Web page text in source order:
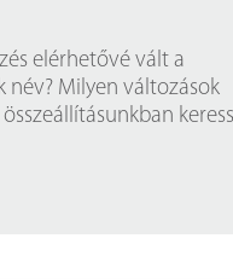
elérhetővé vált a
név? Milyen változások